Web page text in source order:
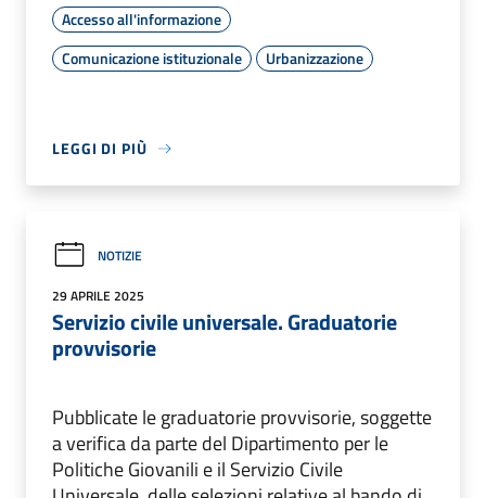
Accesso all'informazione
Comunicazione istituzionale
Urbanizzazione
LEGGI DI PIÙ
NOTIZIE
29 APRILE 2025
Servizio civile universale. Graduatorie
provvisorie
Pubblicate le graduatorie provvisorie, soggette
a verifica da parte del Dipartimento per le
Politiche Giovanili e il Servizio Civile